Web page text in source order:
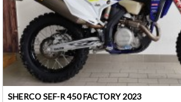
SHERCO SEF-R 450 FACTORY 2023